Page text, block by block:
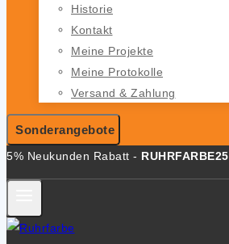
Historie
Kontakt
Meine Projekte
Meine Protokolle
Versand & Zahlung
Sonderangebote
5% Neukunden Rabatt - RUHRFARBE25